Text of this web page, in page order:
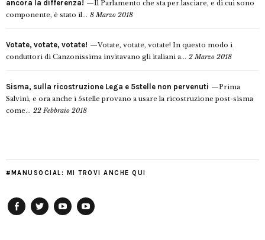
ancora la differenza!
Il Parlamento che sta per lasciare, e di cui sono
componente, è stato il... 8 Marzo 2018
Votate, votate, votate!
Votate, votate, votate! In questo modo i
conduttori di Canzonissima invitavano gli italiani a... 2 Marzo 2018
Sisma, sulla ricostruzione Lega e 5stelle non pervenuti
Prima
Salvini, e ora anche i 5stelle provano a usare la ricostruzione post-sisma
come... 22 Febbraio 2018
#MANUSOCIAL: MI TROVI ANCHE QUI